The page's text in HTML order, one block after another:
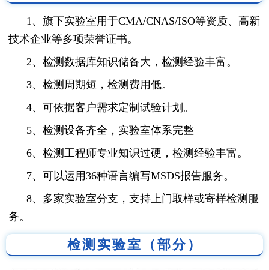
1、旗下实验室用于CMA/CNAS/ISO等资质、高新
技术企业等多项荣誉证书。
2、检测数据库知识储备大，检测经验丰富。
3、检测周期短，检测费用低。
4、可依据客户需求定制试验计划。
5、检测设备齐全，实验室体系完整
6、检测工程师专业知识过硬，检测经验丰富。
7、可以运用36种语言编写MSDS报告服务。
8、多家实验室分支，支持上门取样或寄样检测服
务。
检测实验室（部分）